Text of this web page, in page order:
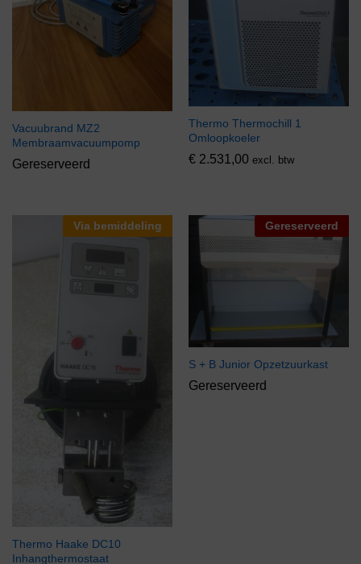
Vacuubrand MZ2
Membraamvacuumpomp
Gereserveerd
Thermo Thermochill 1
Omloopkoeler
€ 2.531,00 excl. btw
Via bemiddeling
Thermo Haake DC10
Inhangthermostaat
Gereserveerd
S + B Junior Opzetzuurkast
Gereserveerd